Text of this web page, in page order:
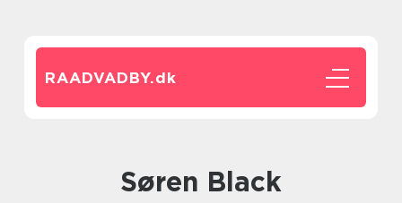
RAADVADBY.dk
Søren Black